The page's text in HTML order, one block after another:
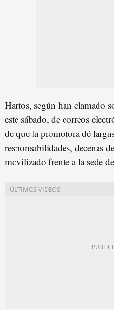
Hartos, según han clamado
este sábado, de correos
de que la promotora dé
responsabilidades, decenas
movilizado frente a la sede